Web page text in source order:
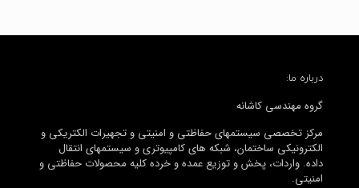
درباره ما:
گروه مهندسی کاشانه
مرکز تخصصی سیستمهای حفاظتی و امنیتی و تجهیرات الکتریکی و
الکترونیکی ساختمان، شبکه های کامپیوتری و سیستمهای انتقال
داده. واردات، پخش و توزیع عمده و خرده کلیه محصولات حفاظتی و
امنیتی.